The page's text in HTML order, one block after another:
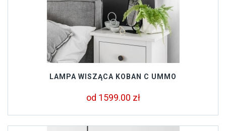
LAMPA WISZĄCA KOBAN C UMMO
od 1599.00 zł